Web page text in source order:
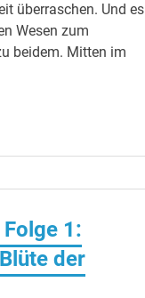
überraschen. Und es
Wesen zum
beidem. Mitten im
1:
der